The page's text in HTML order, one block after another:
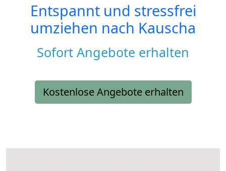
Entspannt und stressfrei
umziehen nach Kauscha
Sofort Angebote erhalten
Kostenlose Angebote erhalten